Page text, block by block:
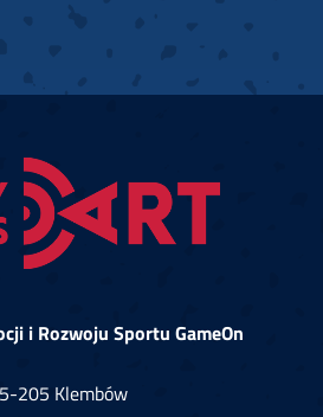
i Rozwoju Sportu GameOn
205 Klembów